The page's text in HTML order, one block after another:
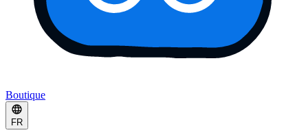
Boutique
FR